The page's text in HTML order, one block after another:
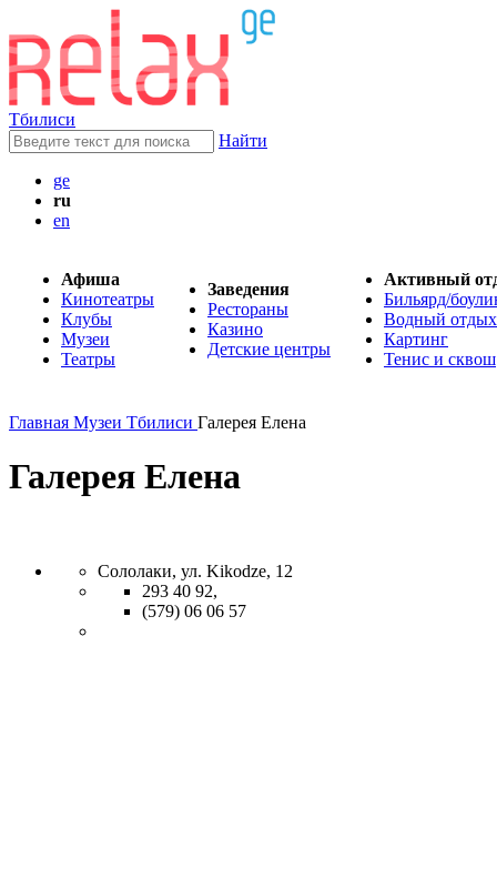
Тбилиси
Найти
ge
ru
en
Афиша
Кинотеатры
Клубы
Музеи
Театры
Заведения
Рестораны
Казино
Детские центры
Активный
Бильярд/
Водный отдых
Картинг
Тенис и сквош
Главная Музеи Тбилиси Галерея Елена
Галерея Елена
Сололаки, ул. Kikodze, 12
293 40 92,
(579) 06 06 57